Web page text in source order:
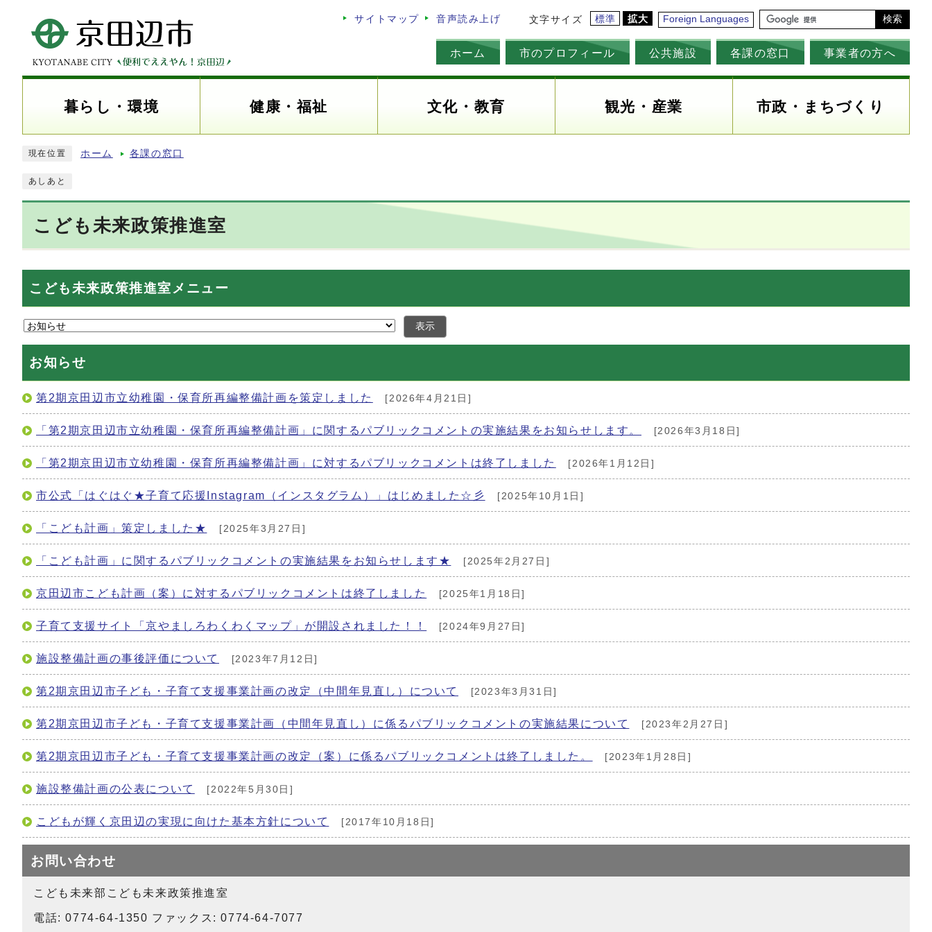
サイトマップ 音声読み上げ 文字サイズ 標準 拡大 Foreign Languages 検索
ホーム 市のプロフィール 公共施設 各課の窓口 事業者の方へ
暮らし・環境 健康・福祉 文化・教育 観光・産業 市政・まちづくり
現在位置 ホーム 各課の窓口
あしあと
こども未来政策推進室
こども未来政策推進室メニュー
表示
お知らせ
第2期京田辺市立幼稚園・保育所再編整備計画を策定しました [2026年4月21日]
「第2期京田辺市立幼稚園・保育所再編整備計画」に関するパブリックコメントの実施結果をお知らせします。 [2026年3月18日]
「第2期京田辺市立幼稚園・保育所再編整備計画」に対するパブリックコメントは終了しました [2026年1月12日]
市公式「はぐはぐ★子育て応援Instagram（インスタグラム）」はじめました☆彡 [2025年10月1日]
「こども計画」策定しました★ [2025年3月27日]
「こども計画」に関するパブリックコメントの実施結果をお知らせします★ [2025年2月27日]
京田辺市こども計画（案）に対するパブリックコメントは終了しました [2025年1月18日]
子育て支援サイト「京やましろわくわくマップ」が開設されました！！ [2024年9月27日]
施設整備計画の事後評価について [2023年7月12日]
第2期京田辺市子ども・子育て支援事業計画の改定（中間年見直し）について [2023年3月31日]
第2期京田辺市子ども・子育て支援事業計画（中間年見直し）に係るパブリックコメントの実施結果について [2023年2月27日]
第2期京田辺市子ども・子育て支援事業計画の改定（案）に係るパブリックコメントは終了しました。 [2023年1月28日]
施設整備計画の公表について [2022年5月30日]
こどもが輝く京田辺の実現に向けた基本方針について [2017年10月18日]
お問い合わせ
こども未来部こども未来政策推進室
電話: 0774-64-1350 ファックス: 0774-64-7077